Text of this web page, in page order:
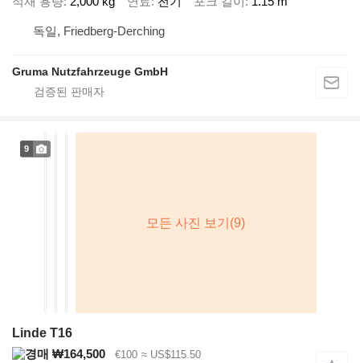
독일, Friedberg-Derching
Gruma Nutzfahrzeuge GmbH
9
Linde T16
₩164,500
€100 ≈ US$115.50